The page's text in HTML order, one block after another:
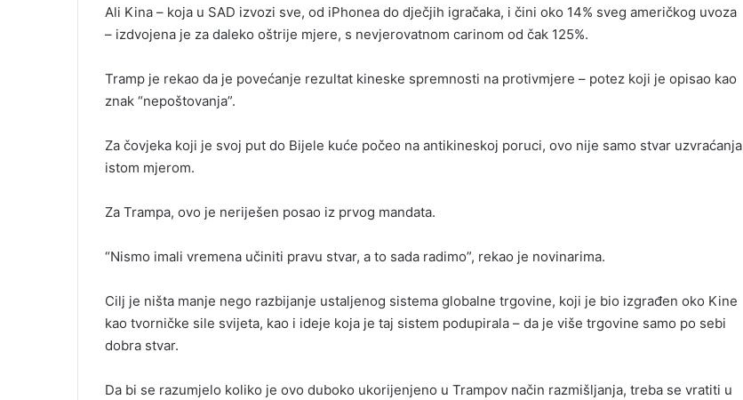
Ali Kina – koja u SAD izvozi sve, od iPhonea do dječjih igračaka, i čini oko 14% sveg američkog uvoza
– izdvojena je za daleko oštrije mjere, s nevjerovatnom carinom od čak 125%.
Tramp je rekao da je povećanje rezultat kineske spremnosti na protivmjere – potez koji je opisao kao
znak “nepoštovanja”.
Za čovjeka koji je svoj put do Bijele kuće počeo na antikineskoj poruci, ovo nije samo stvar uzvraćanja
istom mjerom.
Za Trampa, ovo je neriješen posao iz prvog mandata.
“Nismo imali vremena učiniti pravu stvar, a to sada radimo”, rekao je novinarima.
Cilj je ništa manje nego razbijanje ustaljenog sistema globalne trgovine, koji je bio izgrađen oko Kine
kao tvorničke sile svijeta, kao i ideje koja je taj sistem podupirala – da je više trgovine samo po sebi
dobra stvar.
Da bi se razumjelo koliko je ovo duboko ukorijenjeno u Trampov način razmišljanja, treba se vratiti u